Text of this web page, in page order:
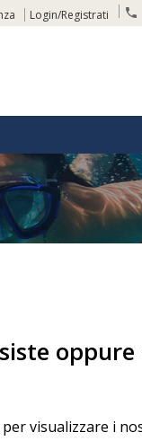
phone
Login/Registrati
visualizzare i